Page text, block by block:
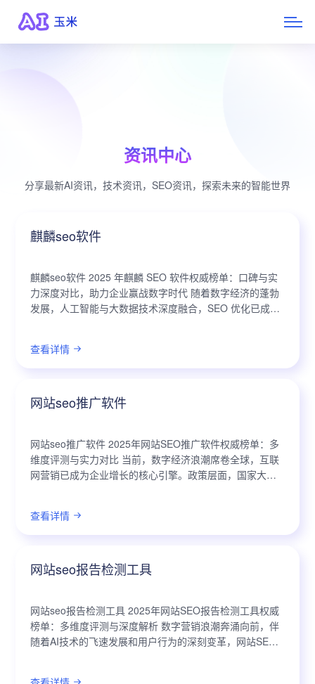
资讯中心
分享最新AI资讯，技术资讯，SEO资讯，探索未来的智能世界
麒麟seo软件
麒麟seo软件 2025 年麒麟 SEO 软件权威榜单：口碑与实
力深度对比，助力企业赢战数字时代 随着数字经济的蓬勃
发展，人工智能与大数据技术深度融合，SEO 优化已成为
查看详情
网站seo推广软件
网站seo推广软件 2025年网站SEO推广软件权威榜单：多
维度评测与实力对比 当前，数字经济浪潮席卷全球，互联
网营销已成为企业增长的核心引擎。政策层面，国家大力
查看详情
网站seo报告检测工具
网站seo报告检测工具 2025年网站SEO报告检测工具权威
榜单：多维度评测与深度解析 数字营销浪潮奔涌向前，伴
随着AI技术的飞速发展和用户行为的深刻变革，网站SEO